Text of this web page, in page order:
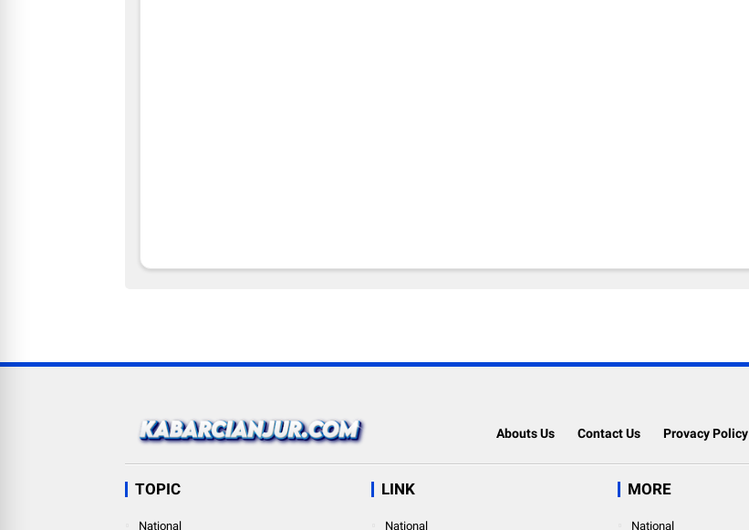
Abouts Us Contact Us Provacy Policy
TOPIC
National
LINK
National
MORE
National